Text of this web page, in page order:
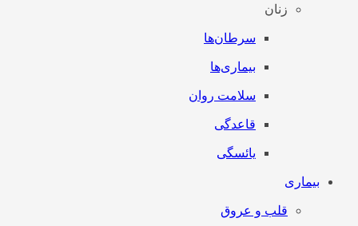
زنان
سرطان‌‌ها
بیماری‌ها
سلامت روان
قاعدگی
یائسگی
بیماری
قلب و عروق